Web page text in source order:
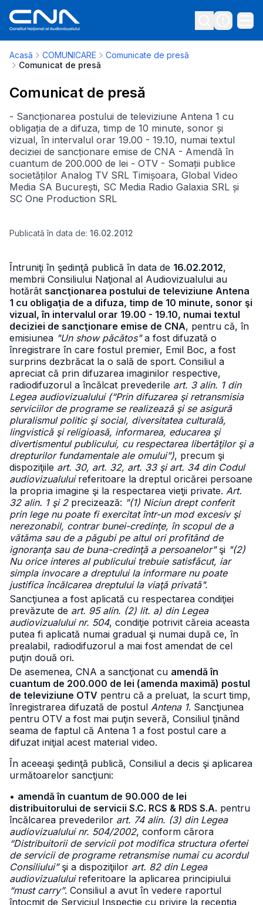
Acasă COMUNICARE
Comunicate de presă
Comunicat de presă
Comunicat de presă
- Sancționarea postului de televiziune Antena 1 cu
obligația de a difuza, timp de 10 minute, sonor și
vizual, în intervalul orar 19.00 - 19.10, numai textul
deciziei de sancționare emise de CNA - Amendă în
cuantum de 200.000 de lei - OTV - Somații publice
societăților Analog TV SRL Timișoara, Global Video
Media SA București, SC Media Radio Galaxia SRL și
SC One Production SRL
Publicată în data de: 16.02.2012
Întruniţi în şedinţă publică în data de 16.02.2012,
membrii Consiliului Naţional al Audiovizualului au
hotărât sancţionarea postului de televiziune Antena
1 cu obligaţia de a difuza, timp de 10 minute, sonor şi
vizual, în intervalul orar 19.00 - 19.10, numai textul
deciziei de sancţionare emise de CNA, pentru că, în
emisiunea "Un show păcătos"a fost difuzată o
înregistrare în care fostul premier, Emil Boc, a fost
surprins dezbrăcat la o sală de sport. Consiliul a
apreciat că prin difuzarea imaginilor respective,
radiodifuzorul a încălcat prevederile art. 3 alin. 1 din
Legea audiovizualului (“Prin difuzarea şi retransmisia
serviciilor de programe se realizează şi se asigură
pluralismul politic şi social, diversitatea culturală,
lingvistică şi religioasă, informarea, educarea şi
divertismentul publicului, cu respectarea libertăţilor şi a
drepturilor fundamentale ale omului”), precum şi
dispoziţiile art. 30, art. 32, art. 33 şi art. 34 din Codul
audiovizualuluireferitoare la dreptul oricărei persoane
la propria imagine şi la respectarea vieţii private. Art.
32 alin. 1 şi 2precizează: "(1) Niciun drept conferit
prin lege nu poate fi exercitat într-un mod excesiv şi
nerezonabil, contrar bunei-credinţe, în scopul de a
vătăma sau de a păgubi pe altul ori profitând de
ignoranţa sau de buna-credinţă a persoanelor"şi "(2)
Nu orice interes al publicului trebuie satisfăcut, iar
simpla invocare a dreptului la informare nu poate
justifica încălcarea dreptului la viaţă privată".
Sancţiunea a fost aplicată cu respectarea condiţiei
prevăzute de art. 95 alin. (2) lit. a) din Legea
audiovizualului nr. 504, condiţie potrivit căreia aceasta
putea fi aplicată numai gradual şi numai după ce, în
prealabil, radiodifuzorul a mai fost amendat de cel
puţin două ori.
De asemenea, CNA a sancţionat cu amendă în
cuantum de 200.000 de lei (amenda maximă) postul
de televiziune OTV pentru că a preluat, la scurt timp,
înregistrarea difuzată de postul Antena 1. Sancţiunea
pentru OTV a fost mai puţin severă, Consiliul ţinând
seama de faptul că Antena 1 a fost postul care a
difuzat iniţial acest material video.
În aceeaşi şedinţă publică, Consiliul a decis şi aplicarea
următoarelor sancţiuni:
• amendă în cuantum de 90.000 de lei
distribuitorului de servicii S.C. RCS & RDS S.A. pentru
încălcarea prevederilor art. 74 alin. (3) din Legea
audiovizualului nr. 504/2002, conform cărora
“Distribuitorii de servicii pot modifica structura ofertei
de servicii de programe retransmise numai cu acordul
Consiliului”şi a dispoziţiilor art. 82 din Legea
audiovizualuluireferitoare la aplicarea principiului
“must carry”. Consiliul a avut în vedere raportul
întocmit de Serviciul Inspecţie cu privire la recepţia